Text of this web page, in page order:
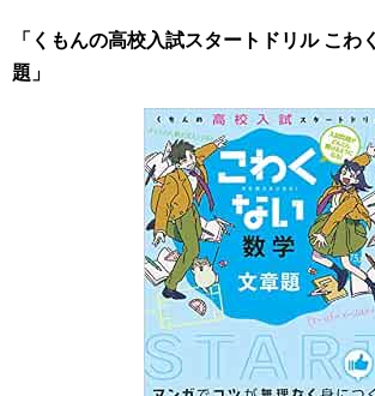
「 くもんの高校入試スタートドリル こわ
題 」